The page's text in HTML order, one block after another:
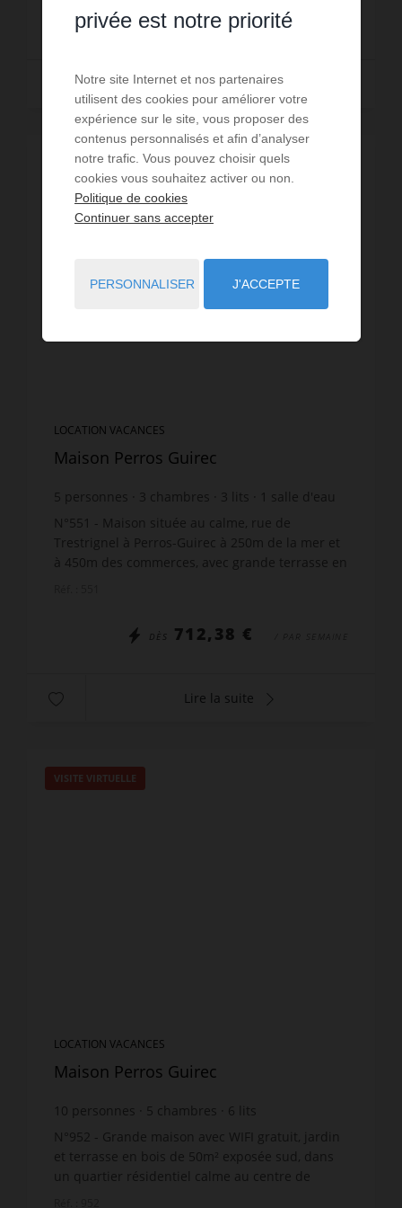
DÈS576,6 € / PAR SEMAINE
Lire la suite
LOCATION VACANCES
Maison Perros Guirec
5 personnes 3 chambres 3 lits
salle d'eau
N°551 - Maison située au calme, rue de
Trestrignel à Perros-Guirec à 250m de la mer et
à 450m des commerces, avec grande terrasse en
DÈS 712,38 € / PAR SEMAINE
Lire la suite
VISITE VIRTUELLE
LOCATION VACANCES
Maison Perros Guirec
10 personnes 5 chambres 6
lits
2 salles d'eau
N°952 - Grande maison avec WIFI gratuit, jardin
et terrasse en bois de 50m² exposée sud, dans
un quartier résidentiel calme au centre de
privée est notre priorité
Notre site Internet et nos partenaires
utilisent des cookies pour améliorer votre
expérience sur le site, vous proposer des
contenus personnalisés et afin d’analyser
notre trafic. Vous pouvez choisir quels
cookies vous souhaitez activer ou non.
Politique de cookies
Continuer sans accepter
PERSONNALISER J'ACCEPTE